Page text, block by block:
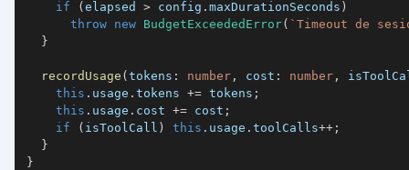
if
(elapsed > config . maxDurationSeconds )
throw new BudgetExceededError( ` Timeout de
}
recordUsage (tokens : number , cost : number ,
this . usage . tokens += tokens ;
this . usage . cost += cost ;
if
( isToolCall ) this . usage . toolCalls++ ;
}
}